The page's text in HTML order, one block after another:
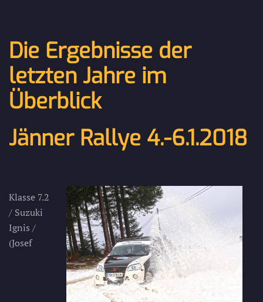
Die Ergebnisse der
letzten Jahre im
Überblick
Jänner Rallye 4.-6.1.2018
Klasse 7.2
/ Suzuki
Ignis /
(Josef